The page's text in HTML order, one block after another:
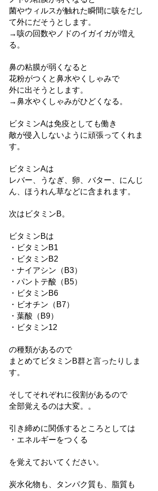
菌やウィルスが触れた瞬間に咳をだし
て外にだそうとします。
→咳の回数やノドのイガイガが増え
る。
鼻の粘膜が弱くなると
花粉がつくと鼻水やくしゃみで
外に出そうとします。
→鼻水やくしゃみがひどくなる。
ビタミンAは免疫としても働き
敵が侵入しないように頑張ってくれま
す。
ビタミンAは
レバー、うなぎ、卵、バター、にんじ
ん、ほうれん草などに含まれます。
次はビタミンB。
ビタミンBは
・ビタミンB1
・ビタミンB2
・ナイアシン（B3）
・パントテ酸（B5）
・ビタミンB6
・ビオチン（B7）
・葉酸（B9）
・ビタミン12
の種類があるので
まとめてビタミンB群と言ったりしま
す。
そしてそれぞれに役割があるので
全部覚えるのは大変。。
引き締めに関係するところとしては
・エネルギーをつくる
を覚えておいてください。
炭水化物も、タンパク質も、脂質も